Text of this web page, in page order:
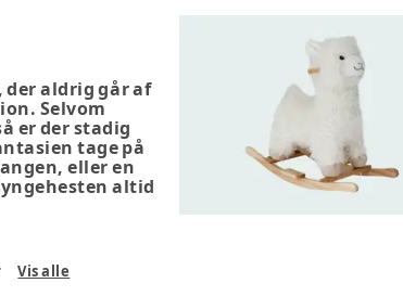
aldrig går af
Selvom
er der stadig
tage på
eller en
altid
Vis alle